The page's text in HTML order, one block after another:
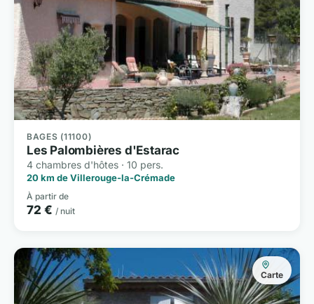
BAGES (11100)
Les Palombières d'Estarac
4 chambres d'hôtes · 10 pers.
20 km de Villerouge-la-Crémade
À partir de
72 € / nuit
Carte